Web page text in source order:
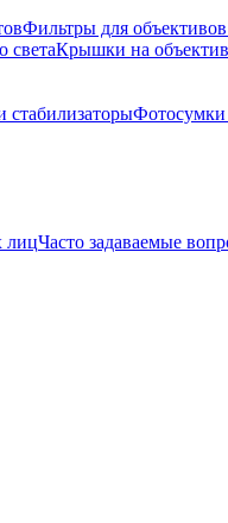
Фильтры для
светаКрышки на
Фотосумки
лицЧасто задаваемые